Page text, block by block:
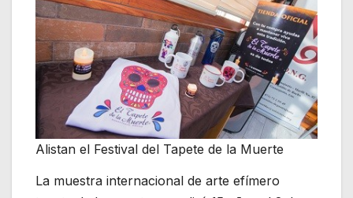
Alistan el Festival del Tapete de la Muerte
La muestra internacional de arte efímero